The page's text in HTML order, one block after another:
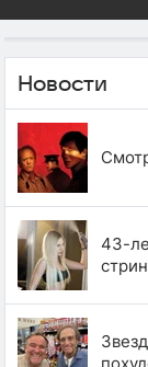
Новости
43-